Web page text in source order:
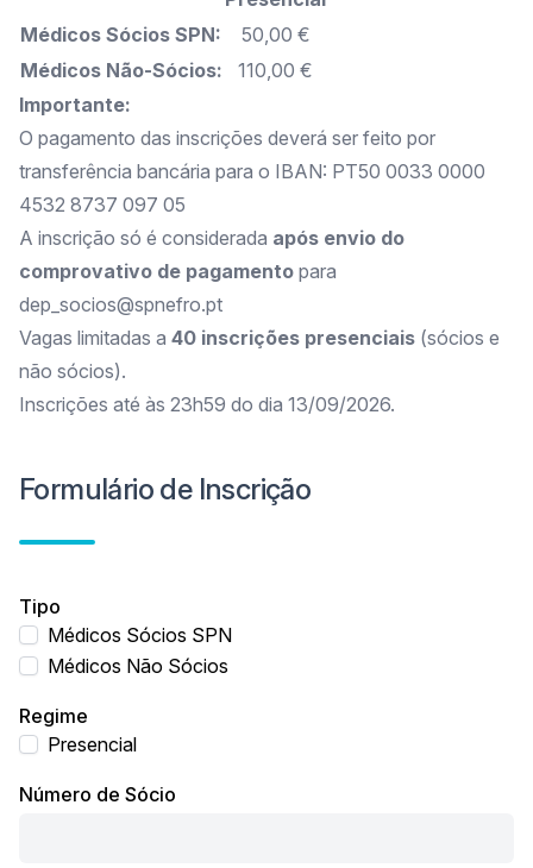
Médicos Sócios SPN:
50,00 €
Médicos Não-Sócios:
110,00 €
Importante:
O pagamento das inscrições deverá ser feito por
transferência bancária para o IBAN: PT50 0033 0000
4532 8737 097 05
A inscrição só é considerada após envio do
comprovativo de pagamento para
dep_socios@spnefro.pt
Vagas limitadas a 40 inscrições presenciais (sócios e
não sócios).
Inscrições até às 23h59 do dia 13/09/2026.
Formulário de Inscrição
Tipo
Médicos Sócios SPN
Médicos Não Sócios
Regime
Presencial
Número de Sócio